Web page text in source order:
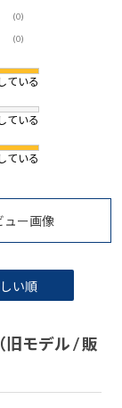
(0)
(0)
ている
ている
ている
ュー画像
い順
モデル / 販